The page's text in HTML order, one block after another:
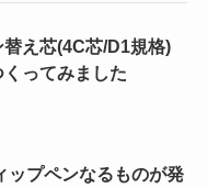
え芯(4C芯/D1規格)
ってみました
ップペンなるものが発